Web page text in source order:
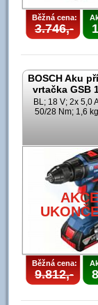
Běžná cena:
3.746,-
BOSCH Aku
vrtačka GSB
BL; 18 V; 2x 5,0
50/28 Nm; 1,6
AKCE
Běžná cena:
9.812,-